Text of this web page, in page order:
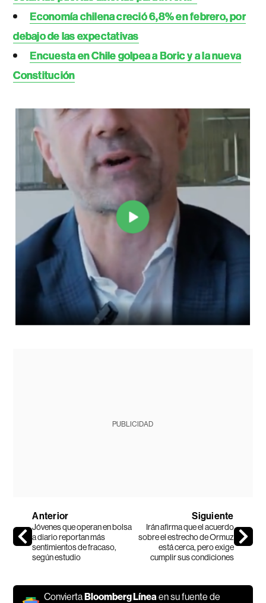
Economía chilena creció 6,8% en febrero, por
debajo de las expectativas
Encuesta en Chile golpea a Boric y a la nueva
Constitución
PUBLICIDAD
Anterior
Jóvenes que operan en bolsa
a diario reportan más
sentimientos de fracaso,
según estudio
Siguiente
Irán afirma que el acuerdo
sobre el estrecho de Ormuz
está cerca, pero exige
cumplir sus condiciones
ConviertaBloomberg Línea en su fuente de